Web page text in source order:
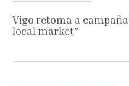
Vigo retoma a
local market”